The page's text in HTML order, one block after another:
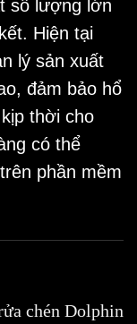
số lượng lớn
Hiện tại
lý sản xuất
đảm bảo hổ
thời cho
có thể
phần mềm